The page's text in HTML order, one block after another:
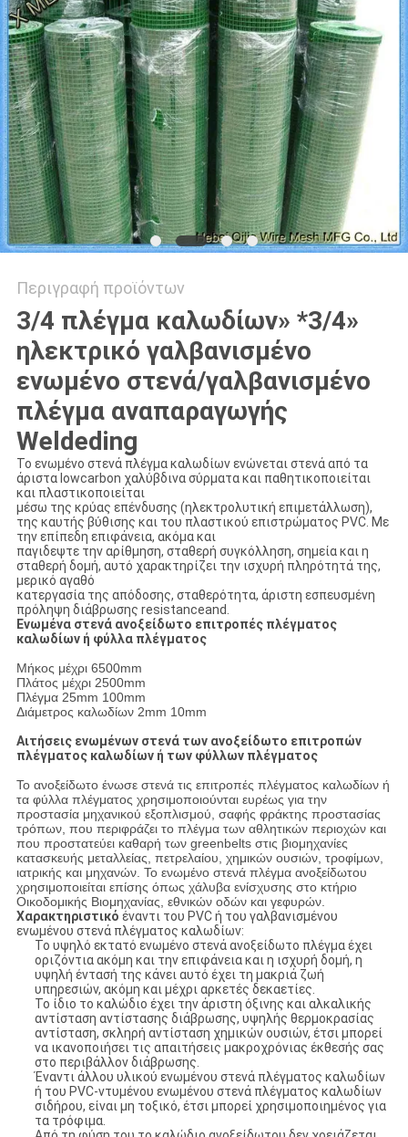
Περιγραφή προϊόντων
3/4 πλέγμα καλωδίων» *3/4»
ηλεκτρικό γαλβανισμένο
ενωμένο στενά/γαλβανισμένο
πλέγμα αναπαραγωγής
Weldeding
Το ενωμένο στενά πλέγμα καλωδίων ενώνεται στενά από τα
άριστα lowcarbon χαλύβδινα σύρματα και παθητικοποιείται
και πλαστικοποιείται
μέσω της κρύας επένδυσης (ηλεκτρολυτική επιμετάλλωση),
της καυτής βύθισης και του πλαστικού επιστρώματος PVC. Με
την επίπεδη επιφάνεια, ακόμα και
παγιδεψτε την αρίθμηση, σταθερή συγκόλληση, σημεία και η
σταθερή δομή, αυτό χαρακτηρίζει την ισχυρή πληρότητά της,
μερικό αγαθό
κατεργασία της απόδοσης, σταθερότητα, άριστη εσπευσμένη
πρόληψη διάβρωσης resistanceand.
Ενωμένα στενά ανοξείδωτο επιτροπές πλέγματος
καλωδίων ή φύλλα πλέγματος
Μήκος μέχρι 6500mm
Πλάτος μέχρι 2500mm
Πλέγμα 25mm 100mm
Διάμετρος καλωδίων 2mm 10mm
Αιτήσεις ενωμένων στενά των ανοξείδωτο επιτροπών
πλέγματος καλωδίων ή των φύλλων πλέγματος
Το ανοξείδωτο ένωσε στενά τις επιτροπές πλέγματος καλωδίων ή
τα φύλλα πλέγματος χρησιμοποιούνται ευρέως για την
προστασία μηχανικού εξοπλισμού, σαφής φράκτης προστασίας
τρόπων, που περιφράζει το πλέγμα των αθλητικών περιοχών και
που προστατεύει καθαρή των greenbelts στις βιομηχανίες
κατασκευής μεταλλείας, πετρελαίου, χημικών ουσιών, τροφίμων,
ιατρικής και μηχανών. Το ενωμένο στενά πλέγμα ανοξείδωτου
χρησιμοποιείται επίσης όπως χάλυβα ενίσχυσης στο κτήριο
Οικοδομικής Βιομηχανίας, εθνικών οδών και γεφυρών.
Χαρακτηριστικό έναντι του PVC ή του γαλβανισμένου
ενωμένου στενά πλέγματος καλωδίων:
Το υψηλό εκτατό ενωμένο στενά ανοξείδωτο πλέγμα έχει
οριζόντια ακόμη και την επιφάνεια και η ισχυρή δομή, η
υψηλή έντασή της κάνει αυτό έχει τη μακριά ζωή
υπηρεσιών, ακόμη και μέχρι αρκετές δεκαετίες.
Το ίδιο το καλώδιο έχει την άριστη όξινης και αλκαλικής
αντίσταση αντίστασης διάβρωσης, υψηλής θερμοκρασίας
αντίσταση, σκληρή αντίσταση χημικών ουσιών, έτσι μπορεί
να ικανοποιήσει τις απαιτήσεις μακροχρόνιας έκθεσής σας
στο περιβάλλον διάβρωσης.
Έναντι άλλου υλικού ενωμένου στενά πλέγματος καλωδίων
ή του PVC-ντυμένου ενωμένου στενά πλέγματος καλωδίων
σιδήρου, είναι μη τοξικό, έτσι μπορεί χρησιμοποιημένος για
τα τρόφιμα.